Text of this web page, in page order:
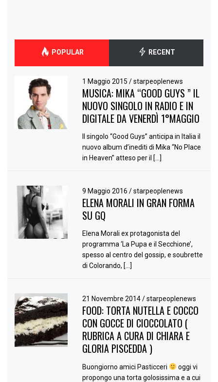
POPULAR RECENT
1 Maggio 2015/ starpeoplenews
MUSICA: MIKA “GOOD GUYS ” IL
NUOVO SINGOLO IN RADIO E IN
DIGITALE DA VENERDÌ 1°MAGGIO
Il singolo “Good Guys” anticipa in Italia il
nuovo album d’inediti di Mika “No Place
in Heaven” atteso per il […]
9 Maggio 2016/ starpeoplenews
ELENA MORALI IN GRAN FORMA
SU GQ
Elena Morali ex protagonista del
programma ‘La Pupa e il Secchione’,
spesso al centro del gossip, e soubrette
di Colorando, […]
21 Novembre 2014/ starpeoplenews
FOOD: TORTA NUTELLA E COCCO
CON GOCCE DI CIOCCOLATO (
RUBRICA A CURA DI CHIARA E
GLORIA PISCEDDA )
Buongiorno amici Pasticceri
oggi vi
propongo una torta golosissima e a cui